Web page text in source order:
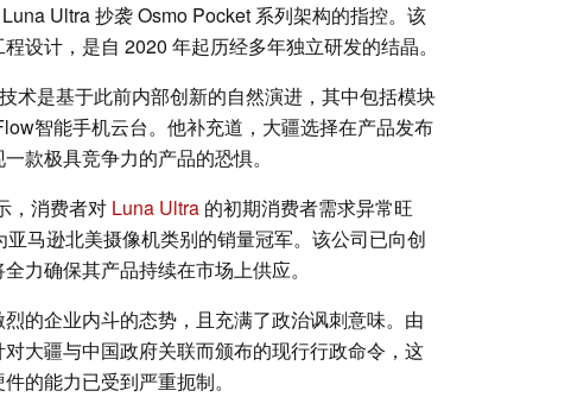
Ultra 抄袭 Osmo Pocket 系列架构的指控。该
设计，是自 2020 年起历经多年独立研发的结晶。
术是基于此前内部创新的自然演进，其中包括模块
智能手机云台。他补充道，大疆选择在产品发布
款极具竞争力的产品的恐惧。
，消费者对 Luna Ultra 的初期消费者需求异常旺
马逊北美摄像机类别的销量冠军。该公司已向创
力确保其产品持续在市场上供应。
的企业内斗的态势，且充满了政治讽刺意味。由
大疆与中国政府关联而颁布的现行行政命令，这
的能力已受到严重扼制。